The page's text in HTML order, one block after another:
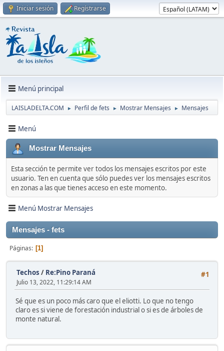
Iniciar sesión Regístrarse
Menú principal
LAISLADELTA.COM ► Perfil de fets ► Mostrar Mensajes ► Mensajes
Menú
Mostrar Mensajes
Esta sección te permite ver todos los mensajes escritos por este
usuario. Ten en cuenta que sólo puedes ver los mensajes escritos
en zonas a las que tienes acceso en este momento.
Menú Mostrar Mensajes
Mensajes - fets
Páginas 1
#1
Techos / Re:Pino Paraná
Julio 13, 2022, 11:29:14 AM
Sé que es un poco más caro que el eliotti. Lo que no tengo
claro es si viene de forestación industrial o si es de árboles de
monte natural.